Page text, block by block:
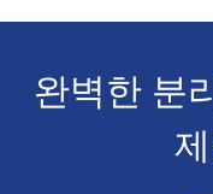
완벽한 분